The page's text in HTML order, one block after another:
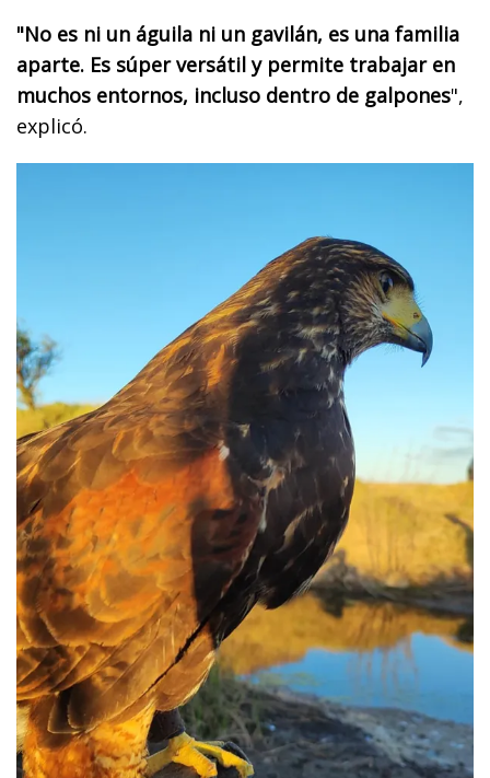
"No es ni un águila ni un gavilán, es una familia
aparte. Es súper versátil y permite trabajar en
muchos entornos, incluso dentro de galpones",
explicó.